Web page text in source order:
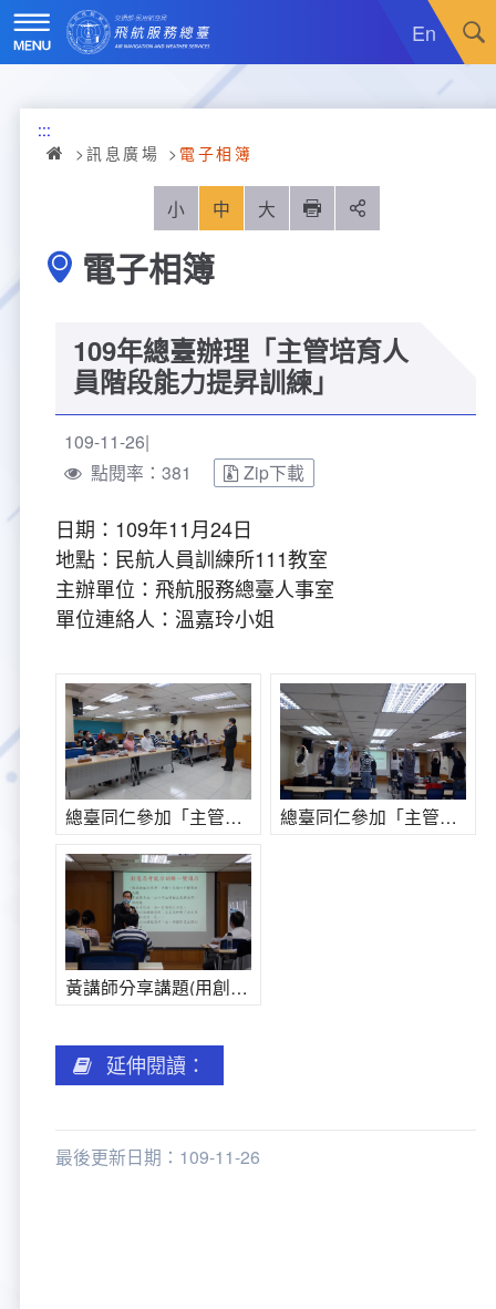
跳
到
主
要
En
最新消息
採購公告
活動訊息
電子相簿
RSS訂閱
關於我們
組織沿革
業務職掌
編制及預算員額
首長介紹
大事紀
五十週年紀念專區
五十週年紀念專刊
回顧照片展
近10年活動成果及花絮
新聞稿
臺慶茶會照片及花絮
新聞報導
服務範疇
服務介紹
服務進化史
飛航情報
服務介紹
服務進化史
航空氣象
服務介紹
服務進化史
航空通信
服務介紹
服務進化史
航空電子
服務介紹
安全管理
安全管理進化史
重大施政計畫
年統計資訊
管制架次統計
月統計資訊
桃園機場航班分時統計
便民服務
意見交流
人民陳情
意見信箱
總臺長與民有約
問卷調查
線上申辦
參訪申請
氣象資料申辦
資料開放
氣象報文歷史資料
常見問答
無障礙服務
無障礙設施
辦公室樓層分配圖
業務宣導
宣導短片
出版品
相關連結
國內機場
航空公司
飛航服務相關網站
宣導網站
專區服務
塔臺園區新建工程專區
計畫簡介
建築工程
塔臺自動化系統
公共藝術設置
其他
主動公開資訊
行政指導有關文書
施政計畫
業務統計
研究報告
公務出國報告
預算與決算書
請願之處理結果及訴願之決定
支付或接受補助金
提升服務品質執行辦法
績效業務實施計畫
推行電話禮貌運動實施計畫
執行績效
問卷調查結果
性別平等專區
相關法規
CEDAW專區
相關解釋
相關連結
性別統計
性別宣導及文件下載
檔案管理專區
機關檔案目錄查詢
檔案法令規章
檔案年度計畫
檔案應用服務
學習與分享
檔案相關連結
政風園地
政風宣導
廉政會報專區
陽光法案專區
廉政熱線
公共藝術專區
行政作業專區
新進同仁表格填寫
:::
訊息廣場
電子相簿
小 中 大 列印
電子相簿
109年總臺辦理「主管培育人
員階段能力提昇訓練」
109-11-26
點閱率：381
Zip下載
日期：109年11月24日
地點：民航人員訓練所111教室
主辦單位：飛航服務總臺人事室
單位連絡人：溫嘉玲小姐
總臺同仁參加「主管培育人員階段能力提昇訓練」上課-1 總臺同仁參加「主管培育人員階段能力提昇訓練」上課-2
黃講師分享講題(用創意翻轉未來)
延伸閱讀：
最後更新日期：109-11-26